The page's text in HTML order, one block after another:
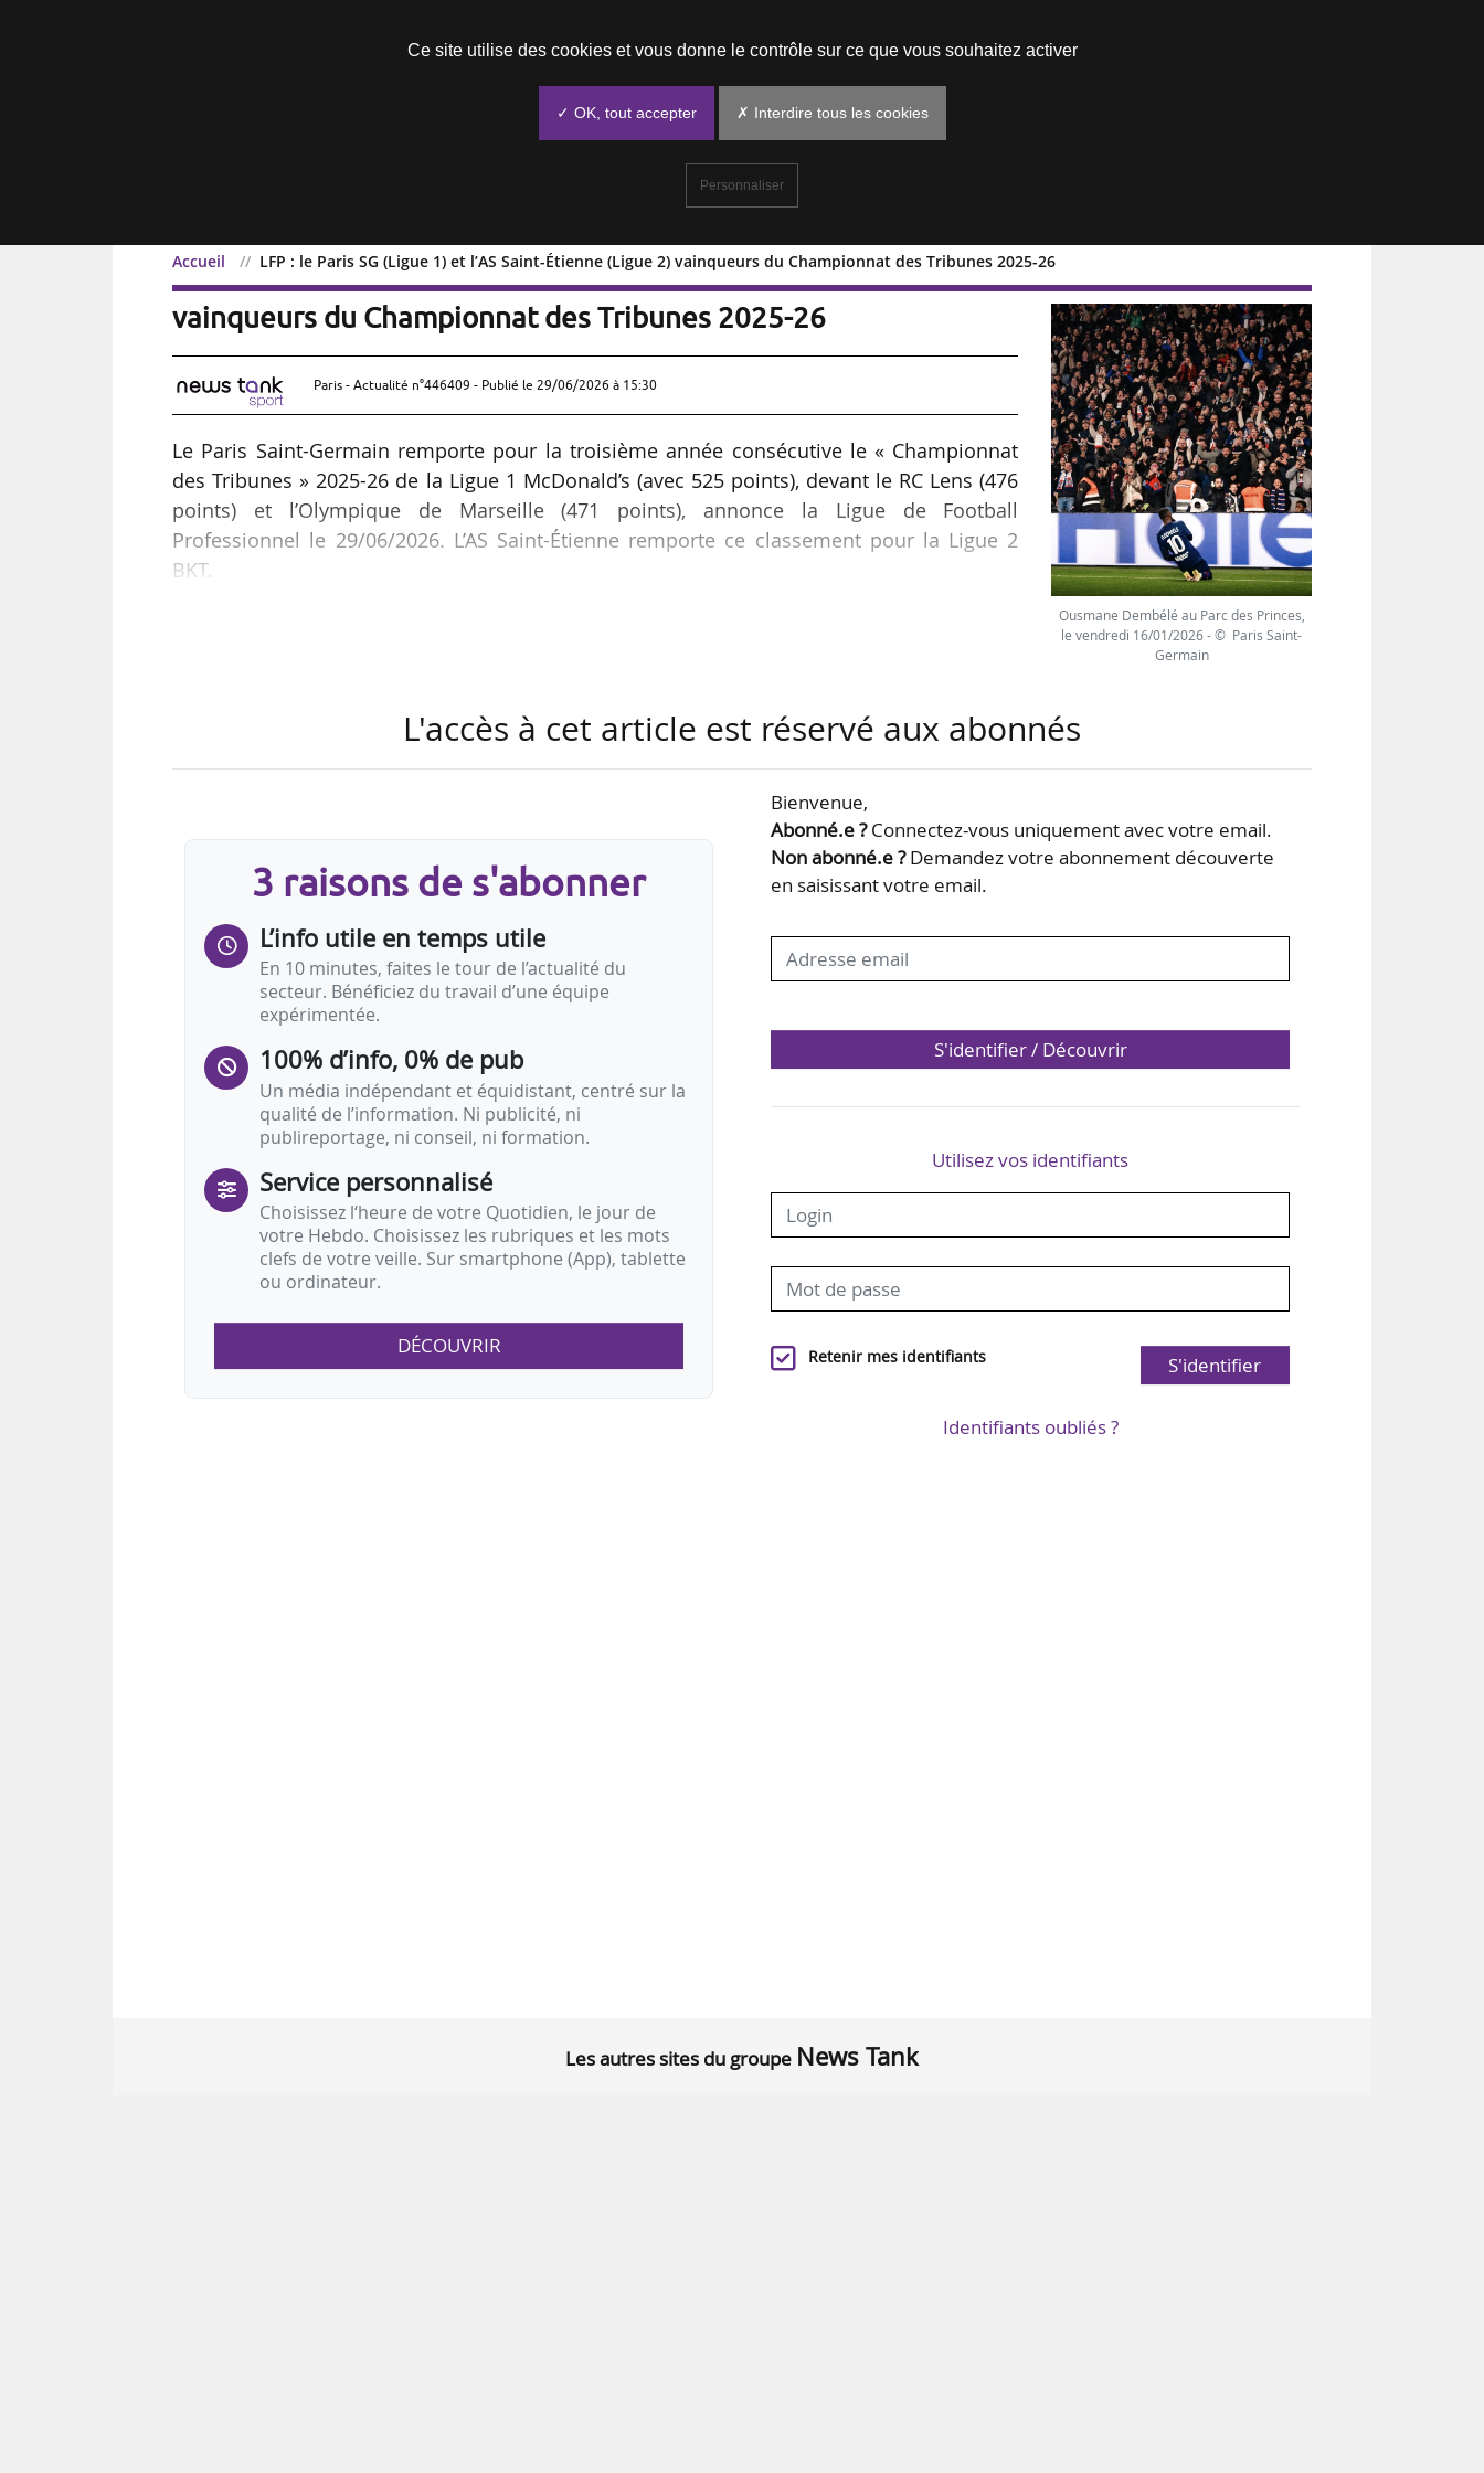
Accueil LFP : le Paris SG (Ligue 1) et l’AS Saint-Étienne (Ligue 2) vainqueurs du Championnat des Tribunes 2025-26
LFP : le Paris SG (Ligue 1) et l’AS Saint-Étienne (Ligue 2)
vainqueurs du Championnat des Tribunes 2025-26
Paris - Actualité n°446409 - Publié le 29/06/2026 à 15:30
Le Paris Saint-Germain remporte pour la troisième année consécutive le « Championnat
des Tribunes » 2025-26 de la Ligue 1 McDonald’s (avec 525 points), devant le RC Lens (476
points) et l’Olympique de Marseille (471 points), annonce la Ligue de Football
Professionnel le 29/06/2026. L’AS Saint-Étienne remporte ce classement pour la Ligue 2
BKT.
ambiance - évaluée par le diffuseur de chaque rencontre - est largement dominé par le RC
Lens avec 131 points. Suivent l’OL, 2
avec 122 points, et le PSG, 3 e avec 121 points
Ousmane Dembélé au Parc des Princes,
le vendredi 16/01/2026 - © Paris Saint-
Germain
L'accès à cet article est réservé aux abonnés
3 raisons de s'abonner
L’info utile en temps utile
En 10 minutes, faites le tour de l’actualité du
secteur. Bénéficiez du travail d’une équipe
expérimentée.
100% d’info, 0% de pub
Un média indépendant et équidistant, centré sur la
qualité de l’information. Ni publicité, ni
publireportage, ni conseil, ni formation.
Service personnalisé
Choisissez l‘heure de votre Quotidien, le jour de
votre Hebdo. Choisissez les rubriques et les mots
clefs de votre veille. Sur smartphone (App), tablette
ou ordinateur.
DÉCOUVRIR
Bienvenue,
Abonné.e ?Connectez-vous uniquement avec votre email.
Non abonné.e ?Demandez votre abonnement découverte
en saisissant votre email.
S'identifier / Découvrir
Utilisez vos identifiants
Retenir mes identifiants S'identifier
Identifiants oubliés ?
Les autres sites du groupe News Tank
Ce site utilise des cookies et vous donne le contrôle sur ce que vous souhaitez activer
✓ OK, tout accepter ✗ Interdire tous les cookies
Personnaliser